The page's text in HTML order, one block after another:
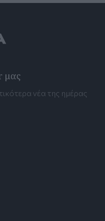
μας
νέα της ημέρας